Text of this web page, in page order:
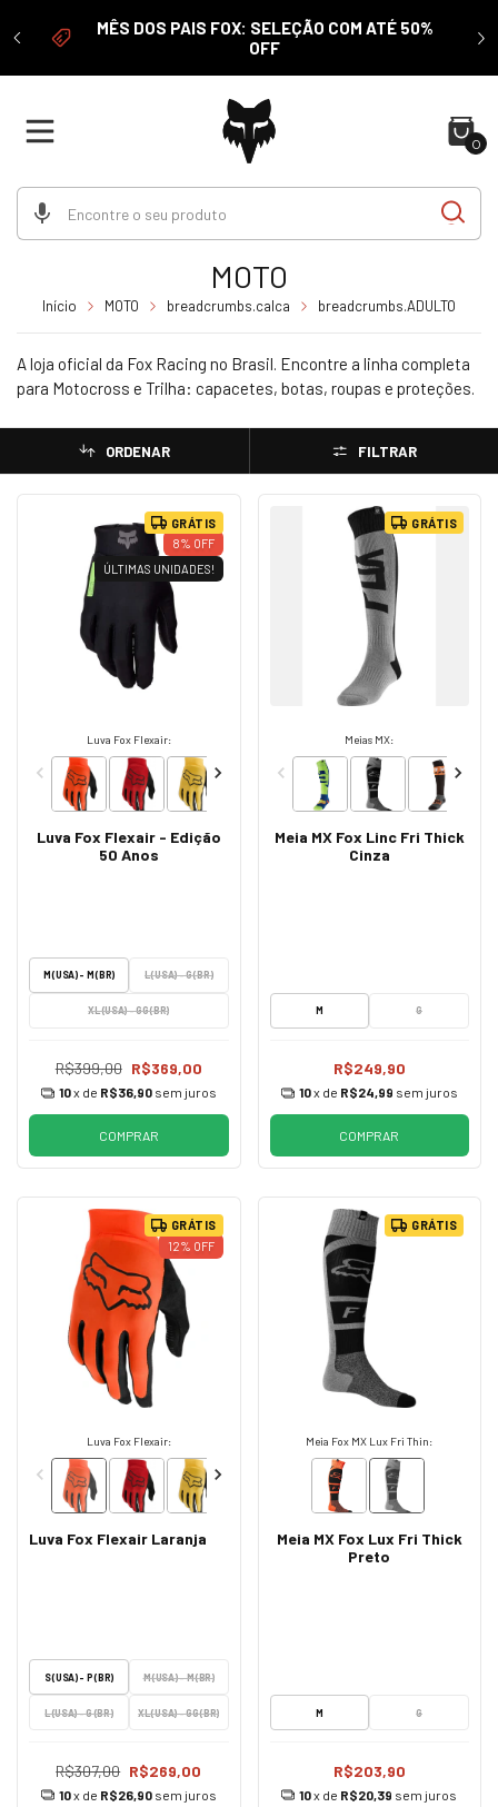
MÊS DOS PAIS FOX: SELEÇÃO COM ATÉ 50%
OFF
0
MOTO
Início MOTO breadcrumbs.calca breadcrumbs.ADULTO
A loja oficial da Fox Racing no Brasil. Encontre a linha completa
para Motocross e Trilha: capacetes, botas, roupas e proteções.
ORDENAR FILTRAR
8% OFF
ÚLTIMAS UNIDADES!
GRÁTIS
Luva Fox Flexair:
Luva Fox Flexair - Edição
50 Anos
M (USA) - M (BR) L (USA) - G (BR)
XL (USA) - GG (BR)
R$399,00 R$369,00
10x de R$36,90 sem juros
COMPRAR
GRÁTIS
Meias MX:
Meia MX Fox Linc Fri Thick
Cinza
M G
R$249,90
10x de R$24,99 sem juros
COMPRAR
12% OFF
GRÁTIS
Luva Fox Flexair:
Luva Fox Flexair Laranja
S (USA) - P (BR) M (USA) - M (BR)
L (USA) - G (BR) XL (USA) - GG (BR)
R$307,00 R$269,00
10x de R$26,90 sem juros
GRÁTIS
Meia Fox MX Lux Fri Thin:
Meia MX Fox Lux Fri Thick
Preto
M G
R$203,90
10x de R$20,39 sem juros